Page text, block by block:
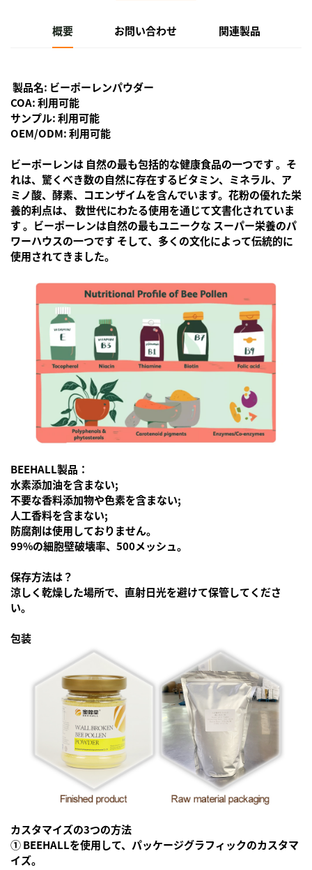
概要 お問い合わせ 関連製品
製品名: ビーポーレンパウダー
COA: 利用可能
サンプル: 利用可能
OEM/ODM: 利用可能
ビーポーレンは 自然の最も包括的な健康食品の一つです。そ
れは、驚くべき数の自然に存在するビタミン、ミネラル、ア
ミノ酸、酵素、コエンザイムを含んでいます。花粉の優れた栄
養的利点は、 数世代にわたる使用を通じて文書化されていま
す。ビーポーレンは自然の最もユニークな スーパー栄養のパ
ワーハウスの一つです そして、多くの文化によって伝統的に
使用されてきました。
BEEHALL製品：
水素添加油を含まない;
不要な香料添加物や色素を含まない;
人工香料を含まない;
防腐剤は使用しておりません。
99%の細胞壁破壊率、500メッシュ。
保存方法は？
涼しく乾燥した場所で、直射日光を避けて保管してくださ
い。
包装
カスタマイズの3つの方法
① BEEHALLを使用して、パッケージグラフィックのカスタマ
イズ。